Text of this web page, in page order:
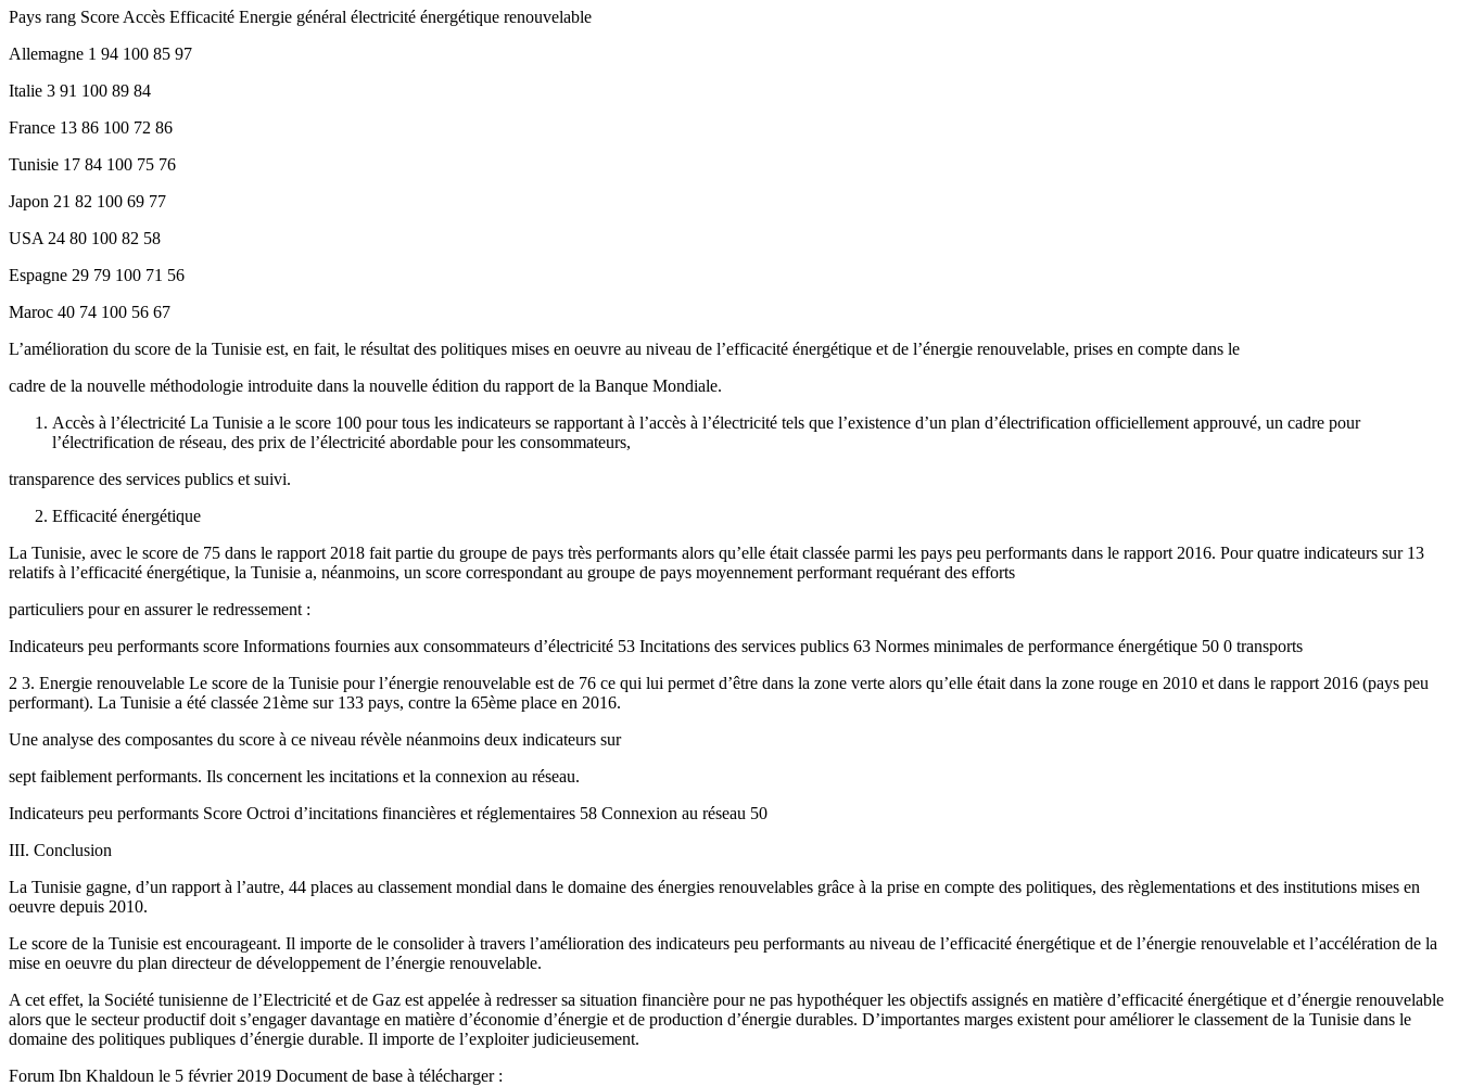
Pays rang Score Accès Efficacité Energie général électricité énergétique renouvelable
Allemagne 1 94 100 85 97
Italie 3 91 100 89 84
France 13 86 100 72 86
Tunisie 17 84 100 75 76
Japon 21 82 100 69 77
USA 24 80 100 82 58
Espagne 29 79 100 71 56
Maroc 40 74 100 56 67
L’amélioration du score de la Tunisie est, en fait, le résultat des politiques mises en oeuvre au niveau de l’efficacité énergétique et de l’énergie renouvelable, prises en compte dans le
cadre de la nouvelle méthodologie introduite dans la nouvelle édition du rapport de la Banque Mondiale.
Accès à l’électricité La Tunisie a le score 100 pour tous les indicateurs se rapportant à l’accès à l’électricité tels que l’existence d’un plan d’électrification officiellement approuvé, un cadre pour
l’électrification de réseau, des prix de l’électricité abordable pour les consommateurs,
transparence des services publics et suivi.
Efficacité énergétique
La Tunisie, avec le score de 75 dans le rapport 2018 fait partie du groupe de pays très performants alors qu’elle était classée parmi les pays peu performants dans le rapport 2016. Pour quatre indicateurs sur 13
relatifs à l’efficacité énergétique, la Tunisie a, néanmoins, un score correspondant au groupe de pays moyennement performant requérant des efforts
particuliers pour en assurer le redressement :
Indicateurs peu performants score Informations fournies aux consommateurs d’électricité 53 Incitations des services publics 63 Normes minimales de performance énergétique 50 0 transports
2 3. Energie renouvelable Le score de la Tunisie pour l’énergie renouvelable est de 76 ce qui lui permet d’être dans la zone verte alors qu’elle était dans la zone rouge en 2010 et dans le rapport 2016 (pays peu
performant). La Tunisie a été classée 21ème sur 133 pays, contre la 65ème place en 2016.
Une analyse des composantes du score à ce niveau révèle néanmoins deux indicateurs sur
sept faiblement performants. Ils concernent les incitations et la connexion au réseau.
Indicateurs peu performants Score Octroi d’incitations financières et réglementaires 58 Connexion au réseau 50
III. Conclusion
La Tunisie gagne, d’un rapport à l’autre, 44 places au classement mondial dans le domaine des énergies renouvelables grâce à la prise en compte des politiques, des règlementations et des institutions mises en
oeuvre depuis 2010.
Le score de la Tunisie est encourageant. Il importe de le consolider à travers l’amélioration des indicateurs peu performants au niveau de l’efficacité énergétique et de l’énergie renouvelable et l’accélération de la
mise en oeuvre du plan directeur de développement de l’énergie renouvelable.
A cet effet, la Société tunisienne de l’Electricité et de Gaz est appelée à redresser sa situation financière pour ne pas hypothéquer les objectifs assignés en matière d’efficacité énergétique et d’énergie renouvelable
alors que le secteur productif doit s’engager davantage en matière d’économie d’énergie et de production d’énergie durables. D’importantes marges existent pour améliorer le classement de la Tunisie dans le
domaine des politiques publiques d’énergie durable. Il importe de l’exploiter judicieusement.
Forum Ibn Khaldoun le 5 février 2019 Document de base à télécharger :